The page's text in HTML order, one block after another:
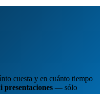
cuesta y en cuánto tiempo
presentaciones — sólo